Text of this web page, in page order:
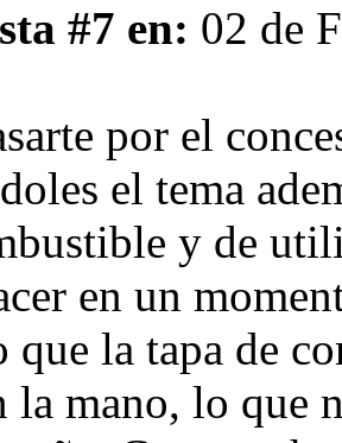
#7 en: 02 de
por el
el tema
y de
en un
que la tapa de
mano, lo que